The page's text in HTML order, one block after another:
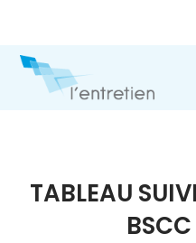
TABLEAU